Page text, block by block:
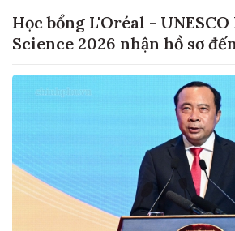
Học bổng L'Oréal -
Science 2026 nhận hồ sơ